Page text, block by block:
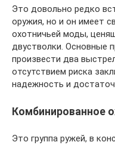
Это довольно редко
оружия, но и он имеет
охотничьей моды,
двустволки. Основные
произвести два
отсутствием риска
надежность и
Комбинированное
Это группа ружей, в